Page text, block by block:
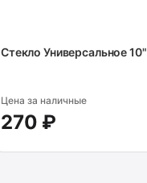
Стекло Универсальное 10"
Цена за наличные
270 ₽